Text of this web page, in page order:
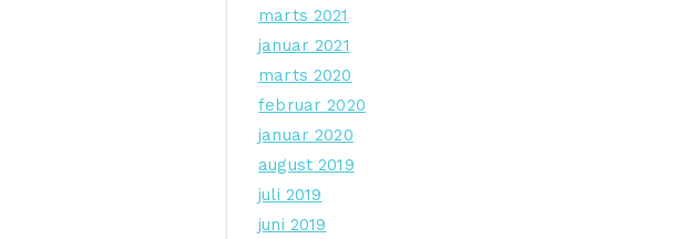
marts 2021
januar 2021
marts 2020
februar 2020
januar 2020
august 2019
juli 2019
juni 2019